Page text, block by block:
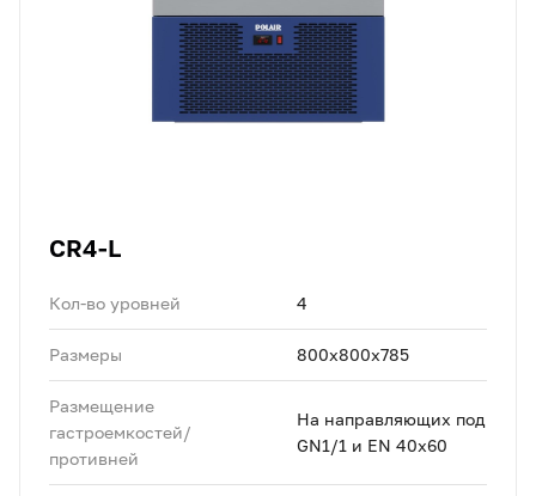
CR4-L
Кол-во уровней 4
Размеры 800x800x785
Размещение
гастроемкостей/
противней
На направляющих под
GN1/1 и EN 40x60